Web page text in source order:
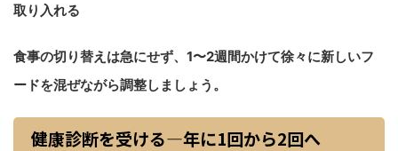
取り入れる
食事の切り替えは急にせず、1〜2週間かけて徐々に新しいフ
ードを混ぜながら調整しましょう。
健康診断を受ける—年に1回から2回へ